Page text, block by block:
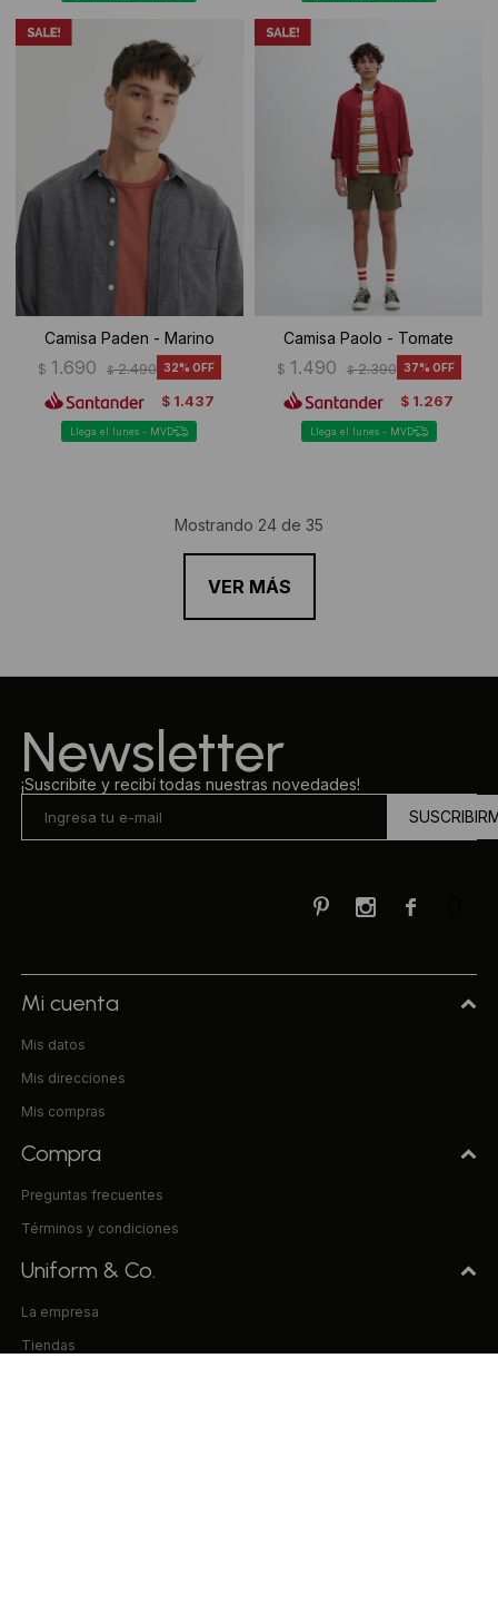
Camisa Paden - Marino
$ 1.690 $ 2.490 32
$ 1.437
Llega el lunes - MVD
Camisa Paolo - Tomate
$ 1.490 $ 2.390 37
$ 1.267
Llega el lunes - MVD
Mostrando 24 de 35
VER MÁS
Newsletter
¡Suscribite y recibí todas nuestras novedades!

 
Mi cuenta
Mis datos
Mis direcciones
Mis compras
Compra
Preguntas frecuentes
Términos y condiciones
Uniform & Co.
La empresa
Tiendas